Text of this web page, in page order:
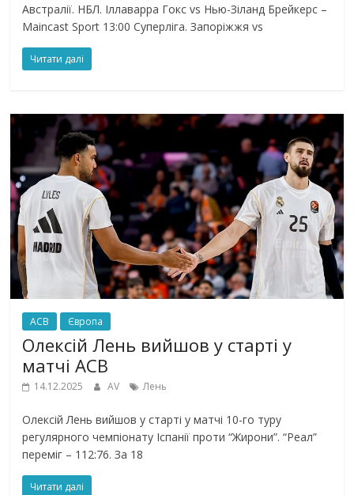
Австралії. НБЛ. Іллаварра Гокс vs Нью-Зіланд Брейкерс –
Maincast Sport 13:00 Суперліга. Запоріжжя vs
Читати далі
ACB Європа
Олексій Лень вийшов у старті у
матчі АСВ
14.12.2025 AV Лень
Олексій Лень вийшов у старті у матчі 10-го туру
регулярного чемпіонату Іспанії проти “Жирони”. “Реал”
переміг – 112:76. За 18
Читати далі